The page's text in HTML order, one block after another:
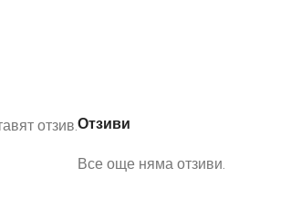
Отзиви
Все още няма отзиви.
отзив.